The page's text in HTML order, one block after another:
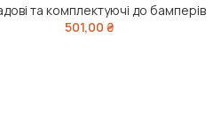
та комплектуючі до бамперів
501,00₴